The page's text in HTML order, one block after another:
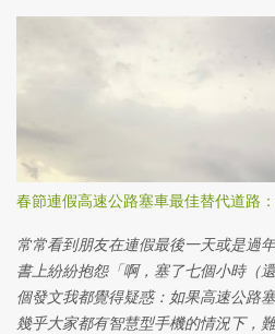
件、申請換駕照，並成功獲得日本駕
已經在這裡生活了一段時間，只要你
你就能輕鬆完成駕照轉換，在日本合
巧，讓你的台灣駕照換日本駕照的過
在日台灣人，可以參考其他縣市網友
在名古屋換日本駕照(運転免許証) - 省
京都｜[日本，情報]台灣駕照換日本
理!! 為甚麼要換日本駕照三大理由，用
然你是短期來日本旅遊的，當然就是
如果你是各種不同在留（長期居留）
春節連假高速公路塞車最佳替代道路
常常看到朋友在連假最後一天或是過
書上紛紛抱怨「啊，塞了七個小時（
個發文我都覺得疑惑：如果高速公路
幾乎大家都有智慧型手機的情況下，